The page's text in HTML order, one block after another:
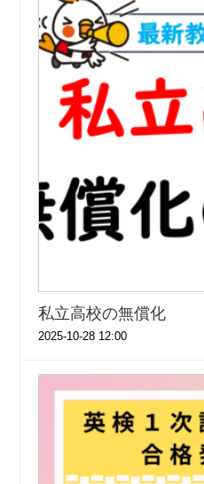
私立高校の無償化
2025-10-28 12:00